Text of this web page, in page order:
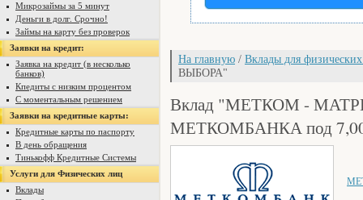
Микрозаймы за 5 минут
Деньги в долг. Срочно!
Займы на карту без проверок
Заявки на кредит:
Заявка на кредит (в несколько
банков)
Кпедиты с низким процентом
С моментальным решением
Заявки на кредитные карты:
Кредитные карты по паспорту
В день обращения
Тинькофф Кредитные Системы
Услуги для Физических лиц
Вклады
На главную / Вклады для
ВЫБОРА"
Вклад "МЕТКОМ -
МЕТКОМБАНКА под